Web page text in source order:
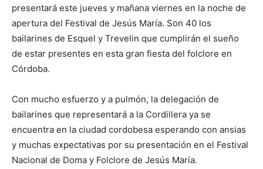
presentará este jueves y mañana viernes en la noche de
apertura del Festival de Jesús María. Son 40 los
bailarines de Esquel y Trevelin que cumplirán el sueño
de estar presentes en esta gran fiesta del folclore en
Córdoba.
Con mucho esfuerzo y a pulmón, la delegación de
bailarines que representará a la Cordillera ya se
encuentra en la ciudad cordobesa esperando con ansias
y muchas expectativas por su presentación en el Festival
Nacional de Doma y Folclore de Jesús María.